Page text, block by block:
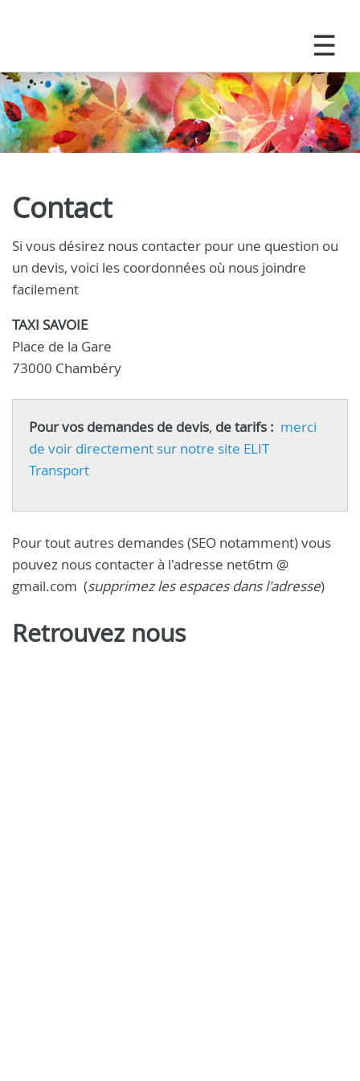
Contact
Si vous désirez nous contacter pour une question ou
un devis, voici les coordonnées où nous joindre
facilement
TAXI SAVOIE
Place de la Gare
73000 Chambéry
Pour vos demandes de devis, de tarifs : merci
de voir directement sur notre site ELIT
Transport
Pour tout autres demandes (SEO notamment) vous
pouvez nous contacter à l'adresse net6tm @
gmail.com (supprimez les espaces dans l'adresse)
Retrouvez nous